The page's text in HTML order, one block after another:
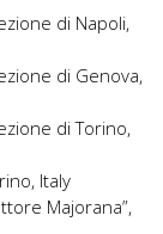
di Napoli,
di Genova,
di Torino,
Italy
Majorana”,